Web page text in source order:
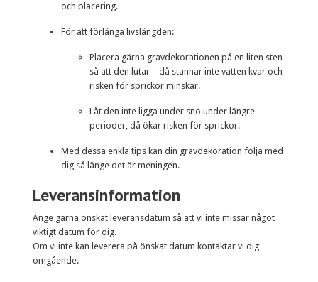
och placering.
För att förlänga livslängden:
Placera gärna gravdekorationen på en liten sten
så att den lutar – då stannar inte vatten kvar och
risken för sprickor minskar.
Låt den inte ligga under snö under längre
perioder, då ökar risken för sprickor.
Med dessa enkla tips kan din gravdekoration följa med
dig så länge det är meningen.
Leveransinformation
Ange gärna önskat leveransdatum så att vi inte missar något
viktigt datum för dig.
Om vi inte kan leverera på önskat datum kontaktar vi dig
omgående.